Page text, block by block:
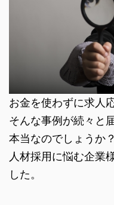
お金を使わずに求人
そんな事例が続々と
本当なのでしょうか？
人材採用に悩む企業
した。